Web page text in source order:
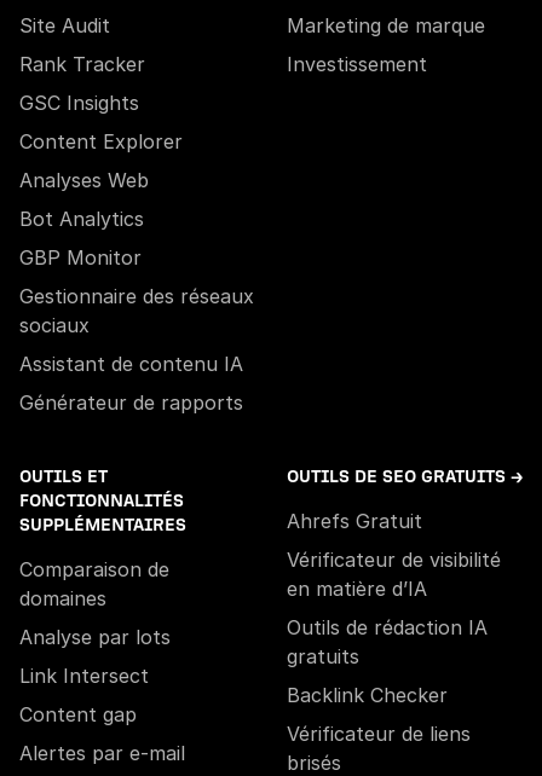
Site Audit
Rank Tracker
GSC Insights
Content Explorer
Analyses Web
Bot Analytics
GBP Monitor
Gestionnaire des réseaux
sociaux
Assistant de contenu IA
Générateur de rapports
Marketing de marque
Investissement
OUTILS ET
FONCTIONNALITÉS
SUPPLÉMENTAIRES
Comparaison de
domaines
Analyse par lots
Link Intersect
Content gap
Alertes par e-mail
OUTILS DE SEO GRATUITS →
Ahrefs Gratuit
Vérificateur de visibilité
en matière d’IA
Outils de rédaction IA
gratuits
Backlink Checker
Vérificateur de liens
brisés